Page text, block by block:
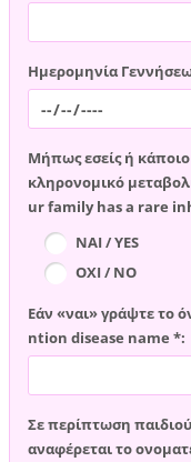
Ημερομηνία
Μήπως εσείς ή κάποιο
κληρονομικό
ur family has a rare
ΝΑΙ / YES
ΟΧΙ / NO
Εάν «ναι» γράψτε το
ntion disease name *:
Σε περίπτωση
αναφέρεται το